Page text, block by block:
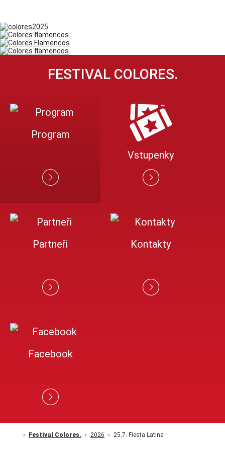
FESTIVAL COLORES.
Program
Vstupenky
Partneři Kontakty
Facebook
Festival Colores. 2026 25.7. Fiesta Latina